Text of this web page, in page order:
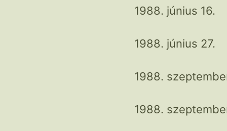
1988. június 16.
1988. június 27.
1988.
1988.